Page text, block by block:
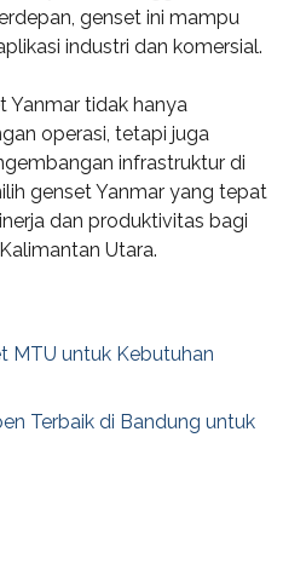
genset ini mampu
industri dan komersial.
Yanmar tidak hanya
operasi, tetapi juga
infrastruktur di
genset Yanmar yang tepat
dan produktivitas bagi
Utara.
MTU untuk Kebutuhan
Terbaik di Bandung untuk